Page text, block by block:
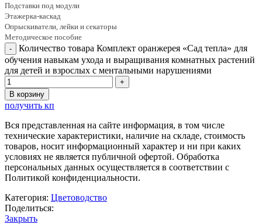
Подставки под модули
Этажерка-каскад
Опрыскиватели, лейки и секаторы
Методическое пособие
Количество товара Комплект оранжерея «Сад тепла» для
обучения навыкам ухода и выращивания комнатных растений
для детей и взрослых с ментальными нарушениями
В корзину
получить кп
Вся представленная на сайте информация, в том числе
технические характеристики, наличие на складе, стоимость
товаров, носит информационный характер и ни при каких
условиях не является публичной офертой. Обработка
персональных данных осуществляется в соответствии с
Политикой конфиденциальности.
Категория: Цветоводство
Поделиться:
Закрыть